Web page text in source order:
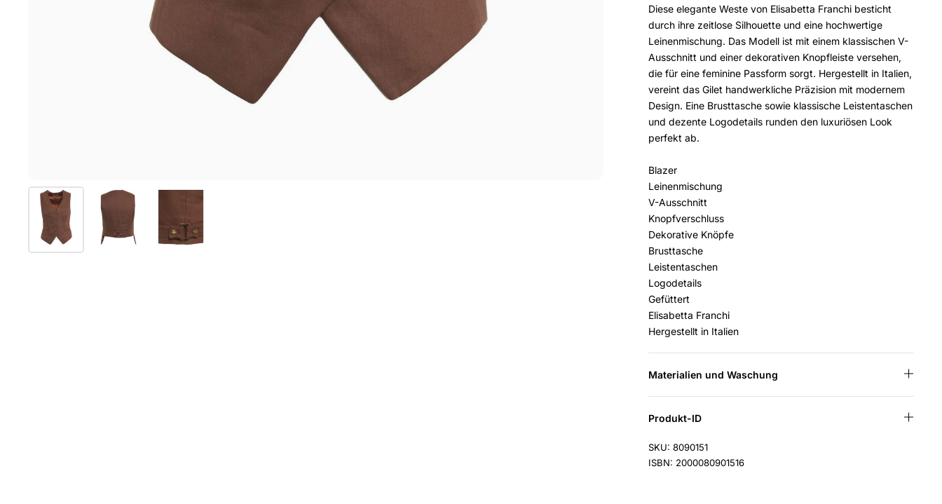
Diese elegante Weste von Elisabetta Franchi besticht
durch ihre zeitlose Silhouette und eine hochwertige
Leinenmischung. Das Modell ist mit einem klassischen V-
Ausschnitt und einer dekorativen Knopfleiste versehen,
die für eine feminine Passform sorgt. Hergestellt in Italien,
vereint das Gilet handwerkliche Präzision mit modernem
Design. Eine Brusttasche sowie klassische Leistentaschen
und dezente Logodetails runden den luxuriösen Look
perfekt ab.
Blazer
Leinenmischung
V-Ausschnitt
Knopfverschluss
Dekorative Knöpfe
Brusttasche
Leistentaschen
Logodetails
Gefüttert
Elisabetta Franchi
Hergestellt in Italien
Materialien und Waschung
Produkt-ID
SKU: 8090151
ISBN: 2000080901516